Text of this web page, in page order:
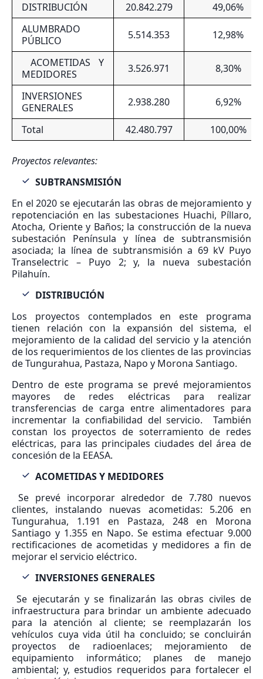
DISTRIBUCIÓN
20.842.279
49,06%
ALUMBRADO
PÚBLICO
5.514.353 12,98%
ACOMETIDAS Y
MEDIDORES
3.526.971 8,30%
INVERSIONES
GENERALES
2.938.280 6,92%
Total 42.480.797 100,00%
Proyectos relevantes:
SUBTRANSMISIÓN
En el 2020 se ejecutarán las obras de mejoramiento y
repotenciación en las subestaciones Huachi, Píllaro,
Atocha, Oriente y Baños; la construcción de la nueva
subestación Península y línea de subtransmisión
asociada; la línea de subtransmisión a 69 kV Puyo
Transelectric – Puyo 2; y, la nueva subestación
Pilahuín.
DISTRIBUCIÓN
Los proyectos contemplados en este programa
tienen relación con la expansión del sistema, el
mejoramiento de la calidad del servicio y la atención
de los requerimientos de los clientes de las provincias
de Tungurahua, Pastaza, Napo y Morona Santiago.
Dentro de este programa se prevé mejoramientos
mayores de redes eléctricas para realizar
transferencias de carga entre alimentadores para
incrementar la confiabilidad del servicio. También
constan los proyectos de soterramiento de redes
eléctricas, para las principales ciudades del área de
concesión de la EEASA.
ACOMETIDAS Y MEDIDORES
Se prevé incorporar alrededor de 7.780 nuevos
clientes, instalando nuevas acometidas: 5.206 en
Tungurahua, 1.191 en Pastaza, 248 en Morona
Santiago y 1.355 en Napo. Se estima efectuar 9.000
rectificaciones de acometidas y medidores a fin de
mejorar el servicio eléctrico.
INVERSIONES GENERALES
Se ejecutarán y se finalizarán las obras civiles de
infraestructura para brindar un ambiente adecuado
para la atención al cliente; se reemplazarán los
vehículos cuya vida útil ha concluido; se concluirán
proyectos de radioenlaces; mejoramiento de
equipamiento informático; planes de manejo
ambiental; y, estudios requeridos para fortalecer el